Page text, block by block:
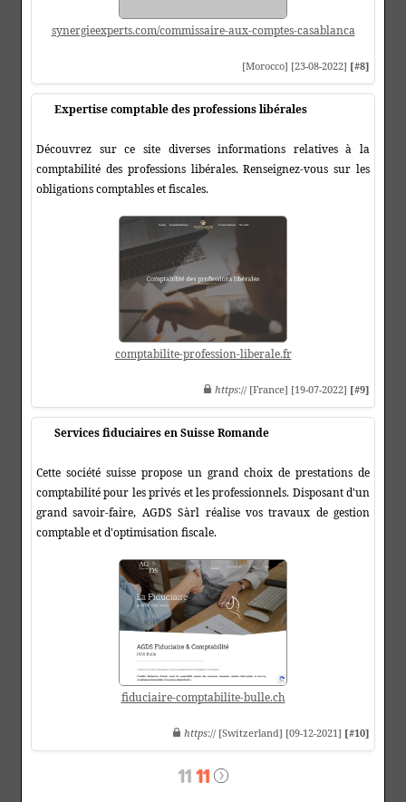
synergieexperts.com/commissaire-aux-comptes-casablanca
[Morocco] [23-08-2022] [#8]
Expertise comptable des professions libérales
Découvrez sur ce site diverses informations relatives à la
comptabilité des professions libérales. Renseignez-vous sur les
obligations comptables et fiscales.
comptabilite-profession-liberale.fr
https:// [France] [19-07-2022] [#9]
Services fiduciaires en Suisse Romande
Cette société suisse propose un grand choix de prestations de
comptabilité pour les privés et les professionnels. Disposant d'un
grand savoir-faire, AGDS Sàrl réalise vos travaux de gestion
comptable et d'optimisation fiscale.
fiduciaire-comptabilite-bulle.ch
https:// [Switzerland] [09-12-2021] [#10]